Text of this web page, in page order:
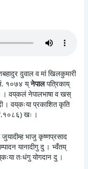
दुवाल व मां खिलकुमारी
१०७४ य्नेपालपत्रिकाय्
। वय्‌कलं नेपालभाषा व खस्
। वय्‌कःया प्रकाशित कृति
खः ।
भाजु कृष्णप्रसाद
यानादीगु दु । भ्वँतय्
तःधंगु योगदान दु ।